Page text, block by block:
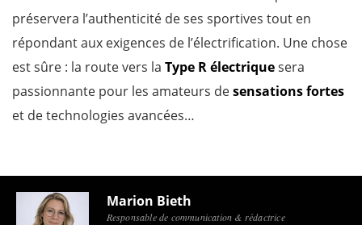
préservera l’authenticité de ses sportives tout en
répondant aux exigences de l’électrification. Une chose
est sûre : la route vers la Type R électriquesera
passionnante pour les amateurs desensations fortes
et de technologies avancées…
Marion Bieth
Responsable de communication & rédactrice